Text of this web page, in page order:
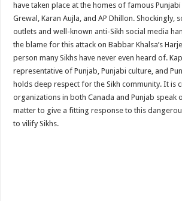
have taken place at the homes of famous
Grewal, Karan Aujla, and AP Dhillon. Shockingly,
outlets and well-known anti-Sikh social media
the blame for this attack on Babbar Khalsa’s
person many Sikhs have never even heard of.
representative of Punjab, Punjabi culture, and
holds deep respect for the Sikh community. It is
organizations in both Canada and Punjab speak
matter to give a fitting response to this
to vilify Sikhs.